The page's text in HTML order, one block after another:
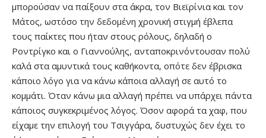
μπορούσαν να παίξουν στα άκρα, τον Βιεϊρίνια και τον
Μάτος, ωστόσο την δεδομένη χρονική στιγμή έβλεπα
τους παίκτες που ήταν στους ρόλους, δηλαδή ο
Ροντρίγκο και ο Γιαννούλης, ανταποκρινόντουσαν πολύ
καλά στα αμυντικά τους καθήκοντα, οπότε δεν έβρισκα
κάποιο λόγο για να κάνω κάποια αλλαγή σε αυτό το
κομμάτι. Όταν κάνω μια αλλαγή πρέπει να υπάρχει πάντα
κάποιος συγκεκριμένος λόγος. Όσον αφορά τα χαφ, που
είχαμε την επιλογή του Τσιγγάρα, δυστυχώς δεν έχει το